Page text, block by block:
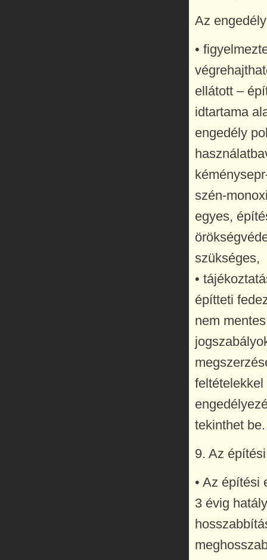
Az
•
ellátott –
idtartama
engedély
szén-
egyes,
szükséges,
•
építteti
nem
tekinthet be.
9. Az
• Az építési
3 évig